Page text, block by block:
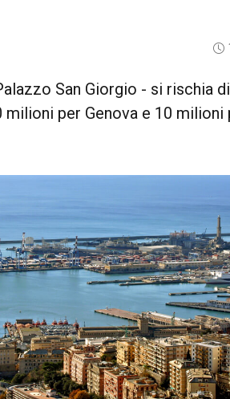
San Giorgio - si rischia
per Genova e 10 milioni